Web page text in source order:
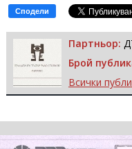
Сподели
Партньор:
Брой
Всички